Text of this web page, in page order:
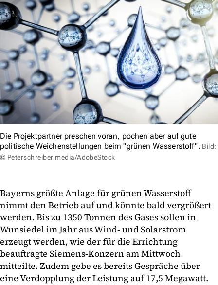
Die Projektpartner preschen voran, pochen aber auf gute
politische Weichenstellungen beim "grünen Wasserstoff". Bild:
© Peterschreiber.media/AdobeStock
Bayerns größte Anlage für grünen Wasserstoff
nimmt den Betrieb auf und könnte bald vergrößert
werden. Bis zu 1350 Tonnen des Gases sollen in
Wunsiedel im Jahr aus Wind- und Solarstrom
erzeugt werden, wie der für die Errichtung
beauftragte Siemens-Konzern am Mittwoch
mitteilte. Zudem gebe es bereits Gespräche über
eine Verdopplung der Leistung auf 17,5 Megawatt.